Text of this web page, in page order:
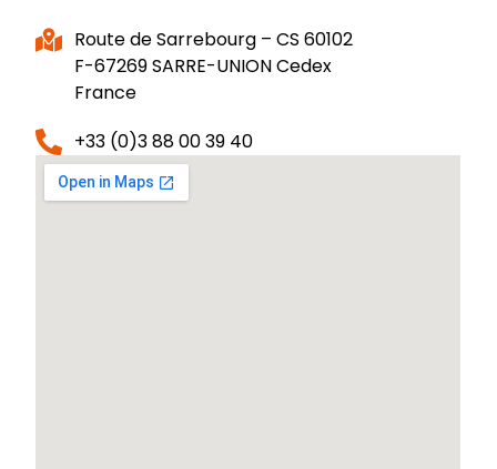
Route de Sarrebourg – CS 60102
F-67269 SARRE-UNION Cedex
France
+33 (0)3 88 00 39 40